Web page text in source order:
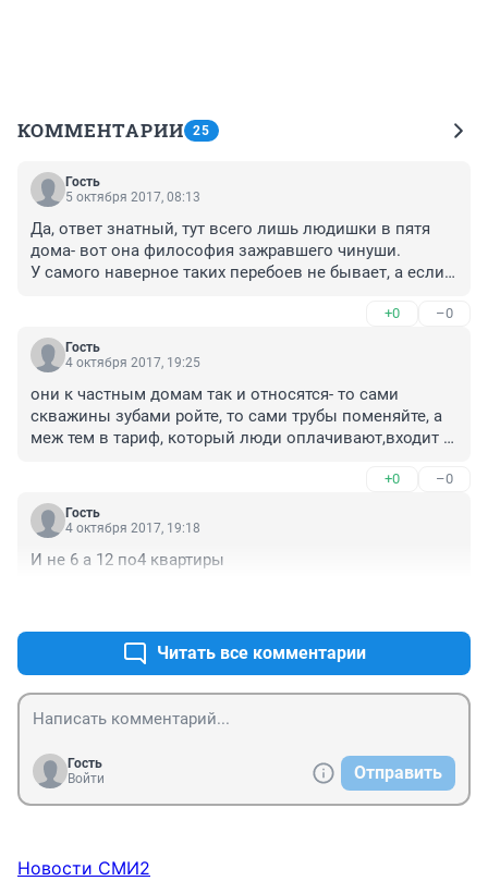
КОММЕНТАРИИ 25
Гость
5 октября 2017, 08:13
Да, ответ знатный, тут всего лишь людишки в пятя
дома- вот она философия зажравшего чинуши.
У самого наверное таких перебоев не бывает, а если
+0 –0
Гость
4 октября 2017, 19:25
они к частным домам так и относятся- то сами
скважины зубами ройте, то сами трубы поменяйте, а
меж тем в тариф, который люди оплачивают,входит
ликвидировали, а эти чктс что хотят, то и творят. И
ПОВВшники такие же, у тех научились
+0 –0
Гость
4 октября 2017, 19:18
И не 6 а 12 по4 квартиры
Читать все комментарии
Гость
Войти
Отправить
Новости СМИ2